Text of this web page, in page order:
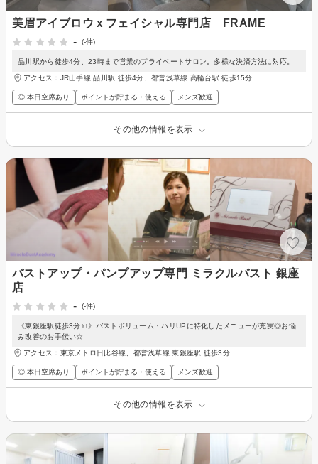
美眉アイブロウｘフェイシャル専門店 FRAME
-
(-件)
品川駅から徒歩4分、23時まで営業のプライベートサロン。多様な決済方法に対応。
アクセス：JR山手線 品川駅 徒歩4分、都営浅草線 高輪台駅 徒歩15分
◎ 本日空席あり ポイントが貯まる・使える メンズ歓迎
その他の情報を表示
バストアップ・パンプアップ専門 ミラクルバスト 銀座
店
-
(-件)
《東銀座駅徒歩3分♪♪》バストボリューム・ハリUPに特化したメニューが充実◎お悩
み改善のお手伝い☆
アクセス：東京メトロ日比谷線、都営浅草線 東銀座駅 徒歩3分
◎ 本日空席あり ポイントが貯まる・使える メンズ歓迎
その他の情報を表示